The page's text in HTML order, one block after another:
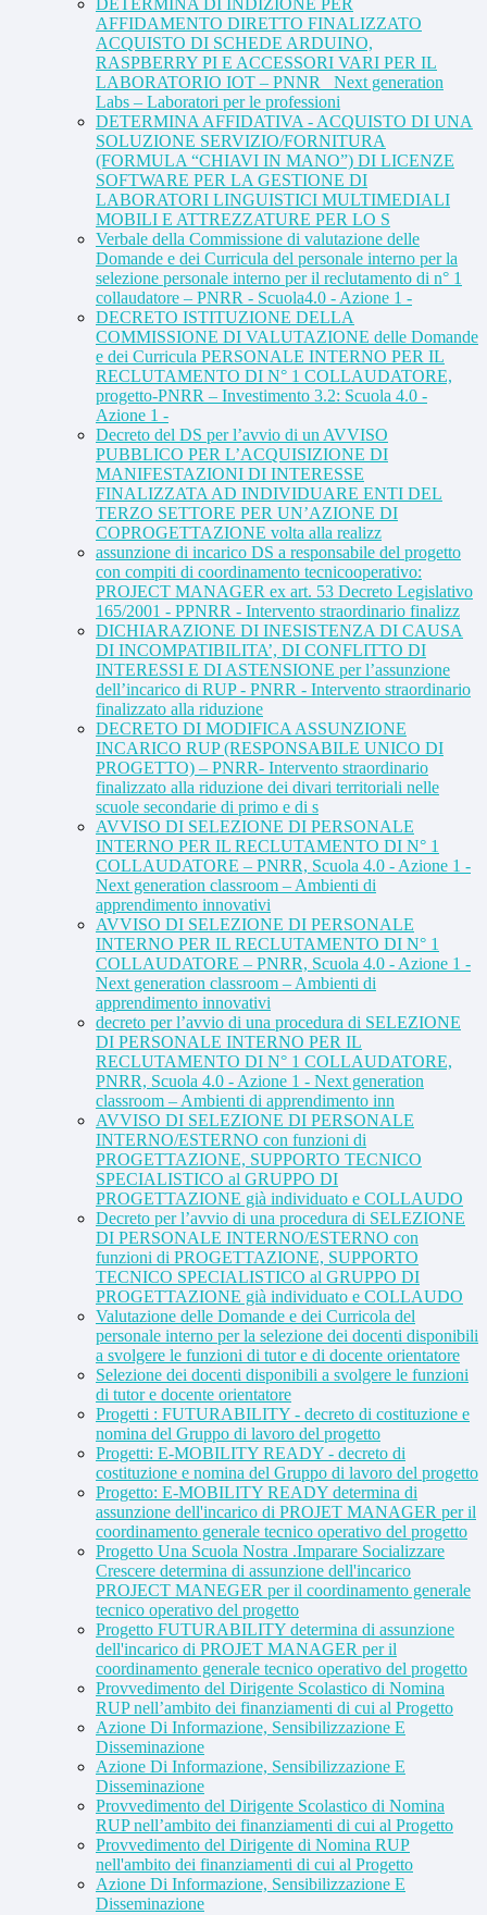
DETERMINA DI INDIZIONE PER
AFFIDAMENTO DIRETTO FINALIZZATO
ACQUISTO DI SCHEDE ARDUINO,
RASPBERRY PI E ACCESSORI VARI PER IL
LABORATORIO IOT – PNNR_ Next generation
Labs – Laboratori per le professioni
DETERMINA AFFIDATIVA - ACQUISTO DI UNA
SOLUZIONE SERVIZIO/FORNITURA
(FORMULA “CHIAVI IN MANO”) DI LICENZE
SOFTWARE PER LA GESTIONE DI
LABORATORI LINGUISTICI MULTIMEDIALI
MOBILI E ATTREZZATURE PER LO S
Verbale della Commissione di valutazione delle
Domande e dei Curricula del personale interno per la
selezione personale interno per il reclutamento di n° 1
collaudatore – PNRR - Scuola4.0 - Azione 1 -
DECRETO ISTITUZIONE DELLA
COMMISSIONE DI VALUTAZIONE delle Domande
e dei Curricula PERSONALE INTERNO PER IL
RECLUTAMENTO DI N° 1 COLLAUDATORE,
progetto-PNRR – Investimento 3.2: Scuola 4.0 -
Azione 1 -
Decreto del DS per l’avvio di un AVVISO
PUBBLICO PER L’ACQUISIZIONE DI
MANIFESTAZIONI DI INTERESSE
FINALIZZATA AD INDIVIDUARE ENTI DEL
TERZO SETTORE PER UN’AZIONE DI
COPROGETTAZIONE volta alla realizz
assunzione di incarico DS a responsabile del progetto
con compiti di coordinamento tecnicooperativo:
PROJECT MANAGER ex art. 53 Decreto Legislativo
165/2001 - PPNRR - Intervento straordinario finalizz
DICHIARAZIONE DI INESISTENZA DI CAUSA
DI INCOMPATIBILITA’, DI CONFLITTO DI
INTERESSI E DI ASTENSIONE per l’assunzione
dell’incarico di RUP - PNRR - Intervento straordinario
finalizzato alla riduzione
DECRETO DI MODIFICA ASSUNZIONE
INCARICO RUP (RESPONSABILE UNICO DI
PROGETTO) – PNRR- Intervento straordinario
finalizzato alla riduzione dei divari territoriali nelle
scuole secondarie di primo e di s
AVVISO DI SELEZIONE DI PERSONALE
INTERNO PER IL RECLUTAMENTO DI N° 1
COLLAUDATORE – PNRR, Scuola 4.0 - Azione 1 -
Next generation classroom – Ambienti di
apprendimento innovativi
AVVISO DI SELEZIONE DI PERSONALE
INTERNO PER IL RECLUTAMENTO DI N° 1
COLLAUDATORE – PNRR, Scuola 4.0 - Azione 1 -
Next generation classroom – Ambienti di
apprendimento innovativi
decreto per l’avvio di una procedura di SELEZIONE
DI PERSONALE INTERNO PER IL
RECLUTAMENTO DI N° 1 COLLAUDATORE,
PNRR, Scuola 4.0 - Azione 1 - Next generation
classroom – Ambienti di apprendimento inn
AVVISO DI SELEZIONE DI PERSONALE
INTERNO/ESTERNO con funzioni di
PROGETTAZIONE, SUPPORTO TECNICO
SPECIALISTICO al GRUPPO DI
PROGETTAZIONE già individuato e COLLAUDO
Decreto per l’avvio di una procedura di SELEZIONE
DI PERSONALE INTERNO/ESTERNO con
funzioni di PROGETTAZIONE, SUPPORTO
TECNICO SPECIALISTICO al GRUPPO DI
PROGETTAZIONE già individuato e COLLAUDO
Valutazione delle Domande e dei Curricola del
personale interno per la selezione dei docenti disponibili
a svolgere le funzioni di tutor e di docente orientatore
Selezione dei docenti disponibili a svolgere le funzioni
di tutor e docente orientatore
Progetti : FUTURABILITY - decreto di costituzione e
nomina del Gruppo di lavoro del progetto
Progetti: E-MOBILITY READY - decreto di
costituzione e nomina del Gruppo di lavoro del progetto
Progetto: E-MOBILITY READY determina di
assunzione dell'incarico di PROJET MANAGER per il
coordinamento generale tecnico operativo del progetto
Progetto Una Scuola Nostra .Imparare Socializzare
Crescere determina di assunzione dell'incarico
PROJECT MANEGER per il coordinamento generale
tecnico operativo del progetto
Progetto FUTURABILITY determina di assunzione
dell'incarico di PROJET MANAGER per il
coordinamento generale tecnico operativo del progetto
Provvedimento del Dirigente Scolastico di Nomina
RUP nell’ambito dei finanziamenti di cui al Progetto
Azione Di Informazione, Sensibilizzazione E
Disseminazione
Azione Di Informazione, Sensibilizzazione E
Disseminazione
Provvedimento del Dirigente Scolastico di Nomina
RUP nell’ambito dei finanziamenti di cui al Progetto
Provvedimento del Dirigente di Nomina RUP
nell'ambito dei finanziamenti di cui al Progetto
Azione Di Informazione, Sensibilizzazione E
Disseminazione